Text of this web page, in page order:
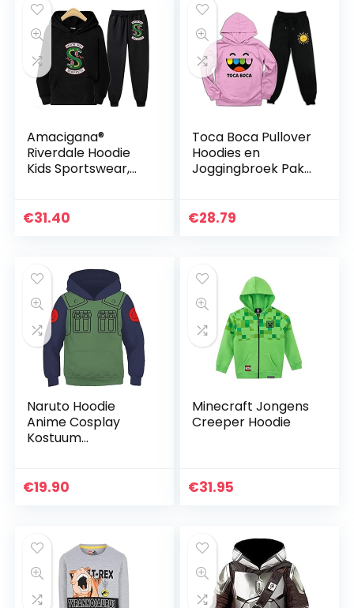
Amacigana®
Riverdale Hoodie
Kids Sportswear,
Unisex, dunne
€31.40
Toca Boca Pullover
Hoodies en
Joggingbroek Pak
Stuk Outfit Jongens
€28.79
Naruto Hoodie
Anime Cosplay
Kostuum
Kids Halloween
€19.90
Minecraft Jongens
Creeper Hoodie
€31.95